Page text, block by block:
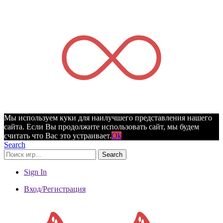
Мы используем куки для наилучшего представления нашего
сайта. Если Вы продолжите использовать сайт, мы будем
считать что Вас это устраивает.Ok
Search
Search
Sign In
Вход/Регистрация